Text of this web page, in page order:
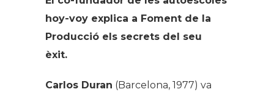
hoy-voy explica a Foment de la
Producció els secrets del seu
èxit.
Carlos Duran (Barcelona, 1977) va